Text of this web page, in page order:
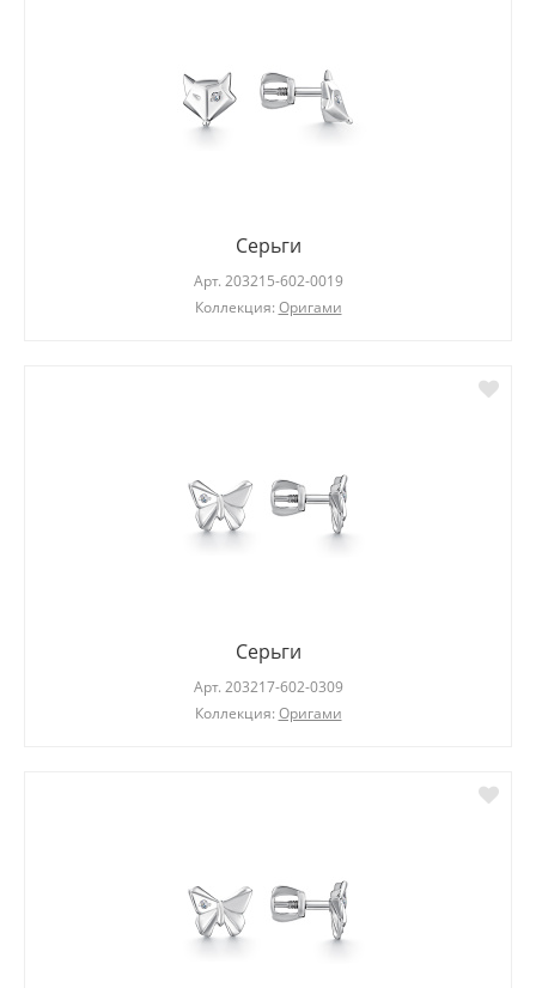
Серьги
Арт. 203215-602-0019
Коллекция: Оригами
Серьги
Арт. 203217-602-0309
Коллекция: Оригами